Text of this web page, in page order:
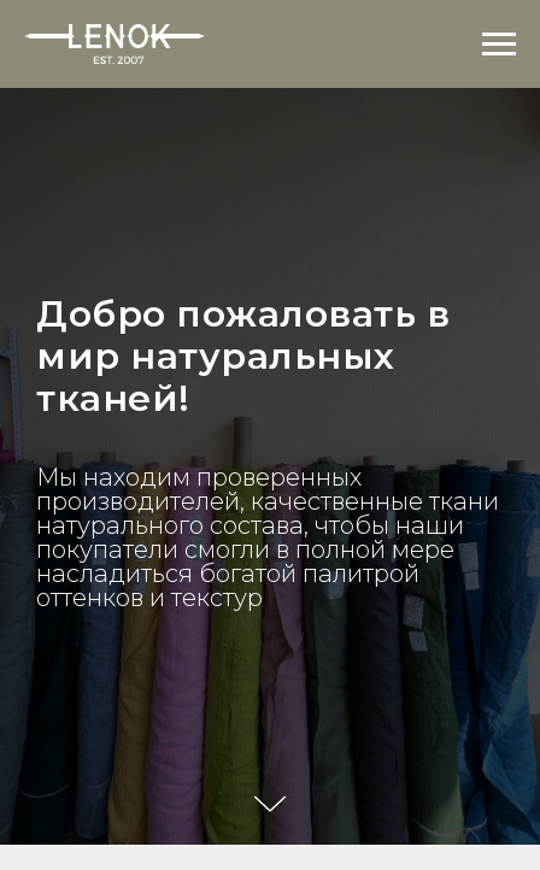
Добро пожаловать в
мир натуральных
тканей!
Мы находим проверенных
производителей, качественные ткани
натурального состава, чтобы наши
покупатели смогли в полной мере
насладиться богатой палитрой
оттенков и текстур